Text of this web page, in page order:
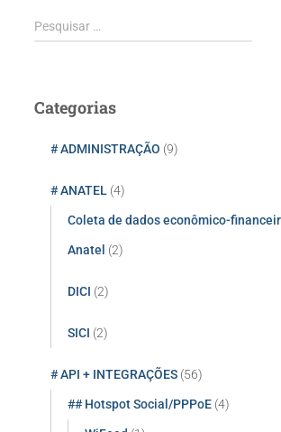
P
e
Pesquisar …
Categorias
# ADMINISTRAÇÃO (9)
# ANATEL (4)
Coleta de dados econômico-
Anatel (2)
DICI (2)
SICI (2)
# API + INTEGRAÇÕES (56)
## Hotspot Social/PPPoE (4)